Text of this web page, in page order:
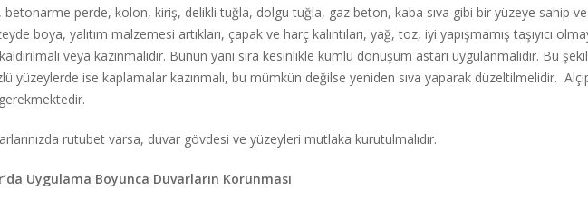
betonarme perde, kolon, kiriş, delikli tuğla, dolgu tuğla, gaz beton, kaba sıva gibi bir yüzeye sahip
boya, yalıtım malzemesi artıkları, çapak ve harç kalıntıları, yağ, toz, iyi yapışmamış taşıyıcı
veya kazınmalıdır. Bunun yanı sıra kesinlikle kumlu dönüşüm astarı uygulanmalıdır. Bu
yüzeylerde ise kaplamalar kazınmalı, bu mümkün değilse yeniden sıva yaparak düzeltilmelidir.
rutubet varsa, duvar gövdesi ve yüzeyleri mutlaka kurutulmalıdır.
Uygulama Boyunca Duvarların Korunması